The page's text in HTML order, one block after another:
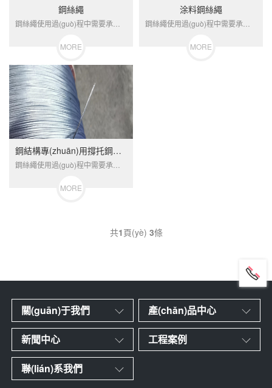
鋼絲繩
鋼絲繩使用過(guò)程中需要承受交變載荷的作用，其使用性能主要由鋼絲...
MORE
涂料鋼絲繩
鋼絲繩使用過(guò)程中需要承受交變載荷的作用，其使用性能主要由鋼絲...
MORE
鋼結構專(zhuān)用撐托鋼絲繩
MORE
共1頁(yè) 3條
關(guān)于我們 產(chǎn)品中心
新聞中心 工程案例
聯(lián)系我們